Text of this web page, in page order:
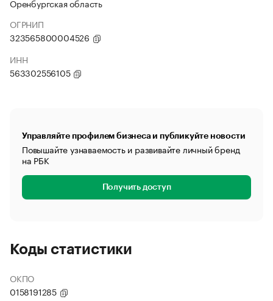
Оренбургская область
ОГРНИП
323565800004526
ИНН
563302556105
Управляйте профилем бизнеса и публикуйте новости
Повышайте узнаваемость и развивайте личный бренд
на РБК
Получить доступ
Коды статистики
ОКПО
0158191285